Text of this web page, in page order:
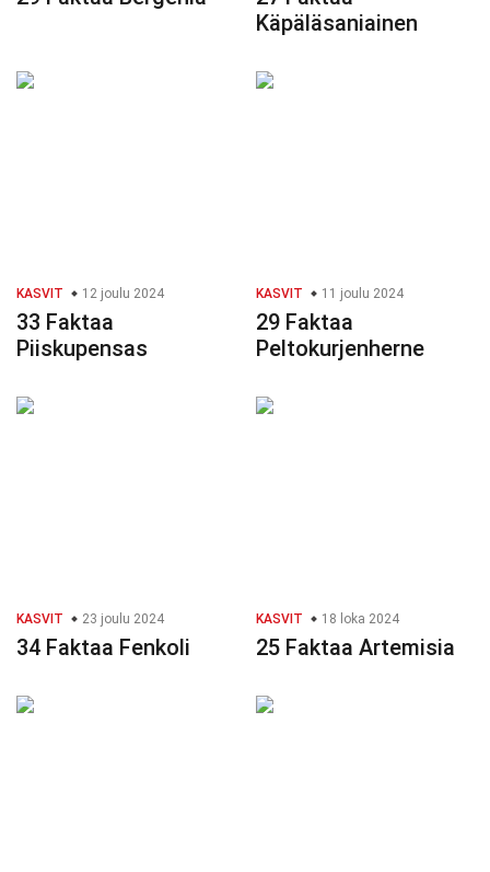
Käpäläsaniainen
KASVIT 12 joulu 2024
33 Faktaa
Piiskupensas
KASVIT 11 joulu 2024
29 Faktaa
Peltokurjenherne
KASVIT 23 joulu 2024
34 Faktaa Fenkoli
KASVIT 18 loka 2024
25 Faktaa Artemisia